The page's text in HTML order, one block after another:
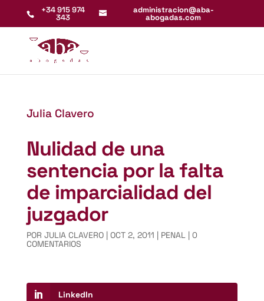
+34 915 974
343
administracion@aba-
abogadas.com
Julia Clavero
Nulidad de una
sentencia por la falta
de imparcialidad del
juzgador
POR JULIA CLAVERO| OCT 2, 2011 | PENAL| 0
COMENTARIOS
LinkedIn